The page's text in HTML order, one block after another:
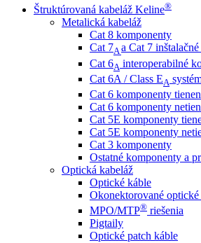
Štruktúrovaná kabeláž Keline®
Metalická kabeláž
Cat 8 komponenty
Cat 7Aa Cat 7
Cat 6A interoperabilné
Cat 6A / Class EA
Cat 6 komponenty
Cat 6 komponenty
Cat 5E komponenty
Cat 5E komponenty
Cat 3 komponenty
Ostatné komponenty a
Optická kabeláž
Optické káble
Okonektorované optické
MPO/MTP® ​ riešenia
Pigtaily
Optické patch káble